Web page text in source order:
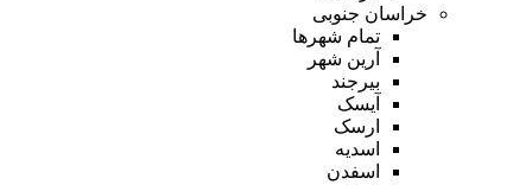
خراسان جنوبی
تمام شهر‌ها
آرین شهر
بیرجند
آیسک
ارسک
اسدیه
اسفدن